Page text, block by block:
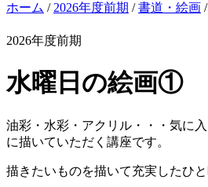
ホーム / 2026年度前期 /書道・絵画
2026年度前期
水曜日の絵画①
油彩・水彩・アクリル・・・気に
に描いていただく講座です。
描きたいものを描いて充実したひ